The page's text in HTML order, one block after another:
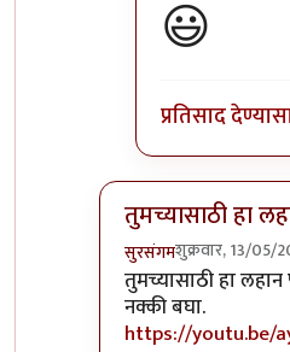
😃
प्रतिसाद
तुमच्यासाठी हा
सुरसंगमशुक्रवार, 13/05/
In reply toमी
तुमच्यासाठी हा
नक्की बघा.
https://youtu.be/